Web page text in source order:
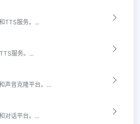
TTS服务。...
服务。...
声音克隆平台。...
对话平台。...